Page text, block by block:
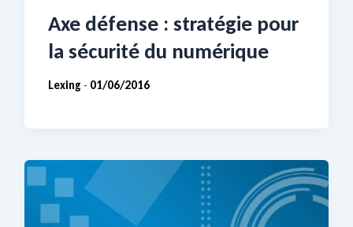
Axe défense : stratégie pour
la sécurité du numérique
Lexing - 01/06/2016